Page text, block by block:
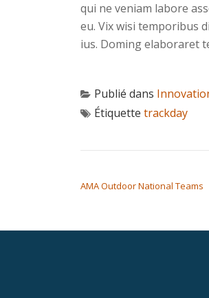
qui ne veniam labore
eu. Vix wisi temporibus
ius. Doming elaboraret
Publié dans
Étiquette trackday
AMA Outdoor National Teams